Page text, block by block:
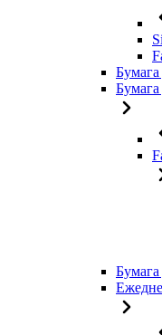
Бумага